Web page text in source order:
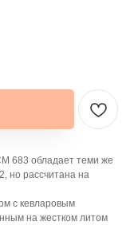
683 обладает теми же
но рассчитана на
с кевларовым
на жестком литом